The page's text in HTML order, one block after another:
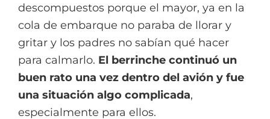
descompuestos porque el mayor, ya en la
cola de embarque no paraba de llorar y
gritar y los padres no sabían qué hacer
para calmarlo. El berrinche continuó un
buen rato una vez dentro del avión y fue
una situación algo complicada,
especialmente para ellos.